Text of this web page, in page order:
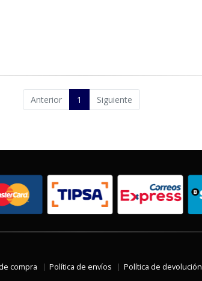
Anterior 1 Siguiente
compra Política de envíos Política de devolución